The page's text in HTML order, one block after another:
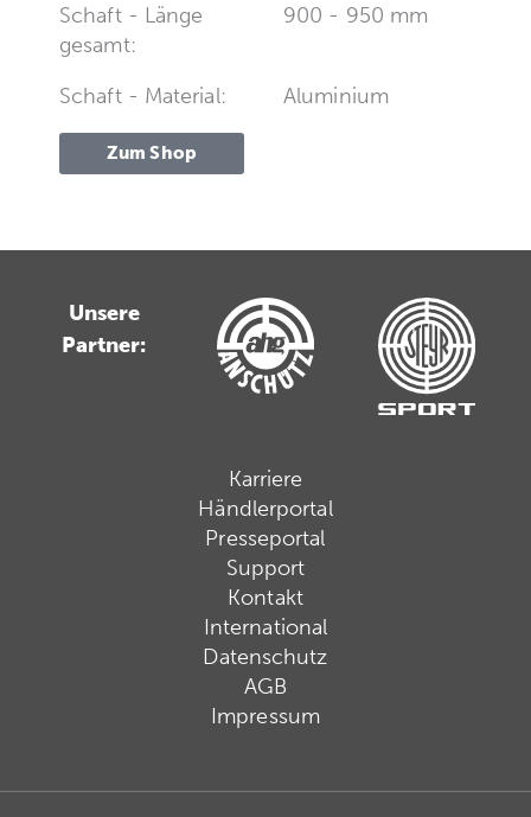
Schaft - Länge
gesamt:
900 - 950 mm
Schaft - Material: Aluminium
Zum Shop
Unsere
Partner:
Karriere
Händlerportal
Presseportal
Support
Kontakt
International
Datenschutz
AGB
Impressum